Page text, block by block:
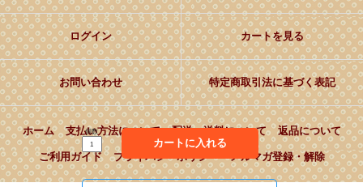
個数
カートに入れる
ログイン カートを見る
お問い合わせ 特定商取引法に基づく表記
ホーム 支払い方法について 配送・送料について 返品について
ご利用ガイド プライバシーポリシー メルマガ登録・解除